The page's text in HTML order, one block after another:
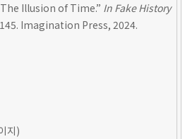
Illusion of Time.” In Fake History
Imagination Press, 2024.
지)